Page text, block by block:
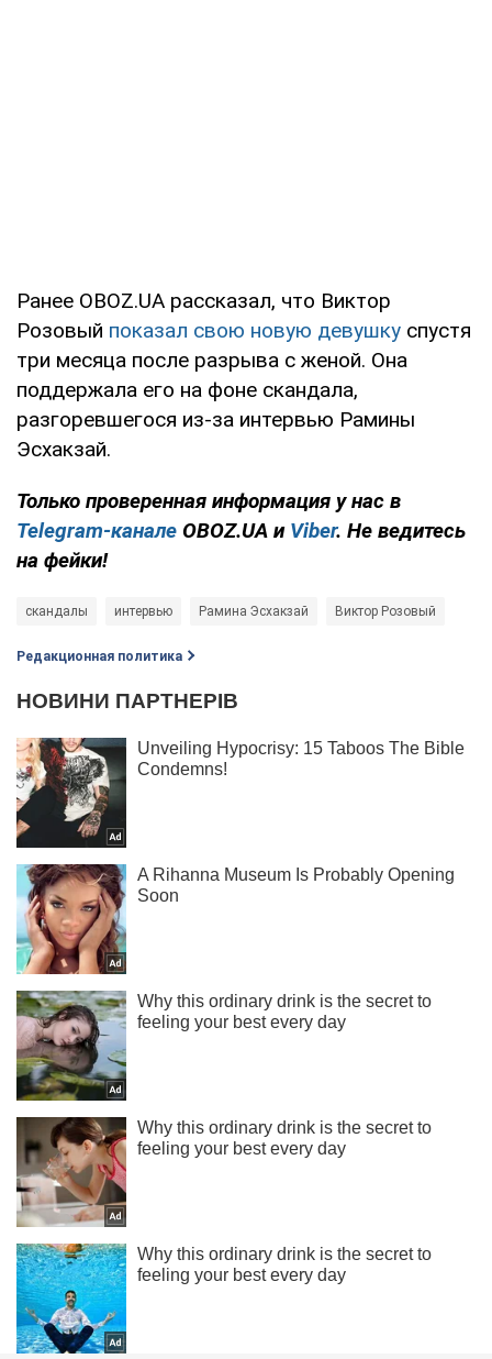
Ранее OBOZ.UA рассказал, что Виктор
Розовый показал свою новую девушку спустя
три месяца после разрыва с женой. Она
поддержала его на фоне скандала,
разгоревшегося из-за интервью Рамины
Эсхакзай.
Только проверенная информация у нас в
Telegram-канале OBOZ.UA и Viber. Не ведитесь
на фейки!
скандалы интервью Рамина Эсхакзай Виктор Розовый
Редакционная политика